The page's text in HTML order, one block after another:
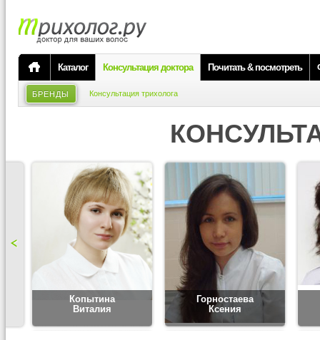
Каталог Консультация доктора Почитать & посмотреть
БРЕНДЫ Консультация трихолога
Копытина
Виталия
Горностаева
Ксения